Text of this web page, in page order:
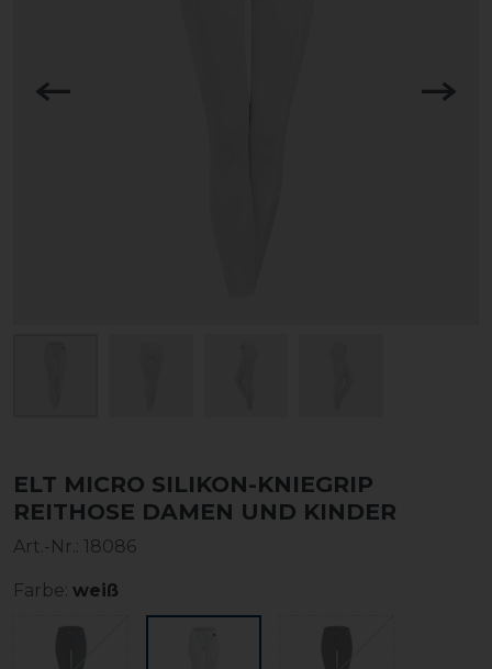
ELT MICRO SILIKON-KNIEGRIP
REITHOSE DAMEN UND KINDER
Art.-Nr.: 18086
Farbe: weiß